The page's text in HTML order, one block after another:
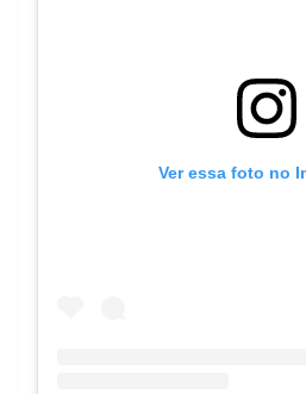
Ver essa foto no